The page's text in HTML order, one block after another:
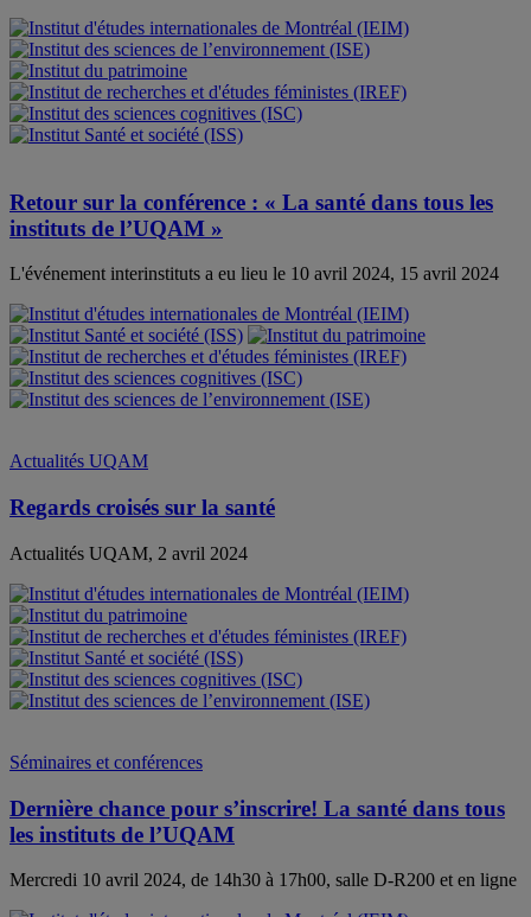
Retour sur la conférence : « La santé dans tous les
instituts de l’UQAM »
L'événement interinstituts a eu lieu le 10 avril 2024, 15 avril 2024
Actualités UQAM
Regards croisés sur la santé
Actualités UQAM, 2 avril 2024
Séminaires et conférences
Dernière chance pour s’inscrire! La santé dans tous
les instituts de l’UQAM
Mercredi 10 avril 2024, de 14h30 à 17h00, salle D-R200 et en ligne